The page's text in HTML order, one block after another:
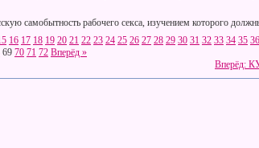
самобытность рабочего секса, изучением которого
16 17 18 19 20 21 22 23 24 25 26 27 28 29 30 31 32 33 34 35 36
69 70 71 72 Вперёд »